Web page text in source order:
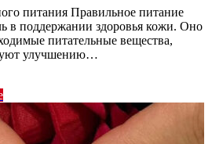
питания Правильное питание
в поддержании здоровья кожи. Оно
питательные вещества,
улучшению…